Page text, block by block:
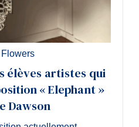
élèves artistes qui
« Elephant »
Dawson